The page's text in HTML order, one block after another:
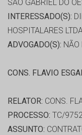
SÃO GABRIEL DO
INTERESSADO(S):
HOSPITALARES
ADVOGADO(S): NÃO
CONS. FLAVIO
RELATOR: CONS.
PROCESSO: TC/
ASSUNTO: